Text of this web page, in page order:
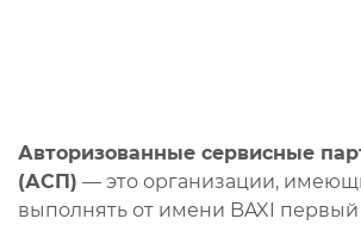
Авторизованные сервисные
(АСП) — это организации,
выполнять от имени BAXI первый